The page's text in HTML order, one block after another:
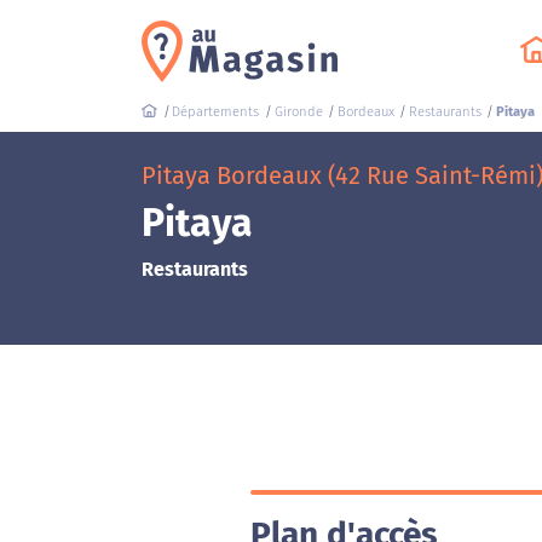
Départements Gironde Bordeaux Restaurants Pitaya
Pitaya Bordeaux (42 Rue Saint-Rémi)
Pitaya
Restaurants